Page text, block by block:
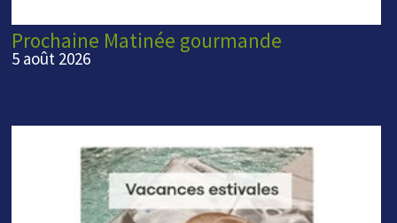
Prochaine Matinée gourmande
5 août 2026